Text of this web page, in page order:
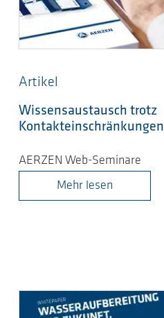
Artikel
Wissensaustausch trotz
Kontakteinschränkungen
AERZEN Web-Seminare
Mehr lesen